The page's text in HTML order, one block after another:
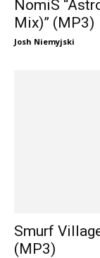
NomiS
Mix)” (MP3)
Josh Niemyjski
Smurf
(MP3)